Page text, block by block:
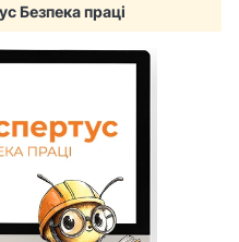
Безпека праці